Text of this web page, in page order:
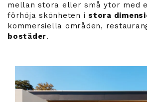
mellan stora eller små ytor med
förhöja skönheten i stora
kommersiella områden,
bostäder.